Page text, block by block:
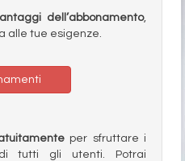
dell’abbonamento,
alle tue esigenze.
per sfruttare i
tutti gli utenti. Potrai